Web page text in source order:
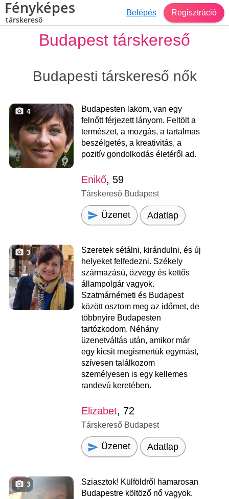
Fényképes
társkereső
Belépés Regisztráció
Budapest társkereső
Budapesti társkereső nők
4
Budapesten lakom, van egy
felnőtt férjezett lányom. Feltölt a
természet, a mozgás, a tartalmas
beszélgetés, a kreativitás, a
pozitív gondolkodás életéről ad.
Enikő, 59
Társkereső Budapest
Üzenet Adatlap
3
Szeretek sétálni, kirándulni, és új
helyeket felfedezni. Székely
származású, özvegy és kettős
állampolgár vagyok.
Szatmárnémeti és Budapest
között osztom meg az időmet, de
többnyire Budapesten
tartózkodom. Néhány
üzenetváltás után, amikor már
egy kicsit megismertük egymást,
szívesen találkozom
személyesen is egy kellemes
randevú keretében.
Elizabet, 72
Társkereső Budapest
Üzenet Adatlap
3
Sziasztok! Külföldről hamarosan
Budapestre költöző nő vagyok.